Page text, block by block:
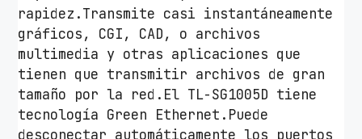
/
R
J
-
4
5
1
rapidez.Transmite casi instantáneamente
gráficos, CGI, CAD, o archivos
multimedia y otras aplicaciones que
tienen que transmitir archivos de gran
tamaño por la red.El TL-SG1005D tiene
tecnología Green Ethernet.Puede
desconectar automáticamente los puertos